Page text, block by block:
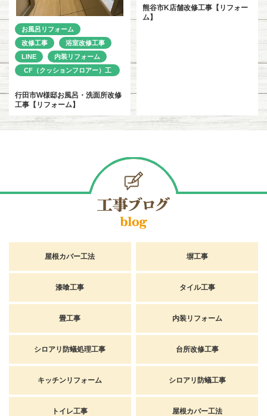
お風呂リフォーム
改修工事
浴室改修工事
LINE
内装リフォーム
CF（クッションフロアー）工
行田市W様邸お風呂・洗面所改修
工事【リフォーム】
熊谷市K店舗改修工事【リフォー
ム】
屋根カバー工法 塀工事
漆喰工事 タイル工事
畳工事 内装リフォーム
シロアリ防蟻処理工事 台所改修工事
キッチンリフォーム シロアリ防蟻工事
トイレ工事 屋根カバー工法